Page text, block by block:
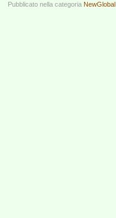
Pubblicato nella categoria NewGlobal